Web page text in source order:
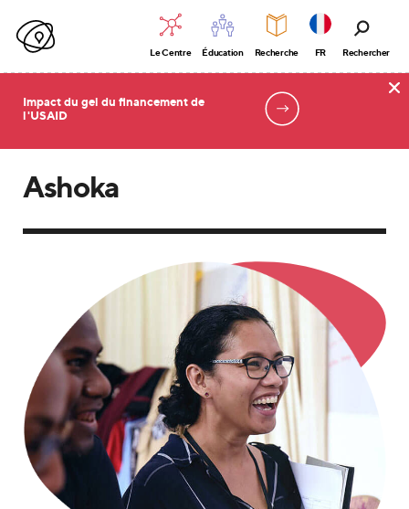
Le Centre Éducation Recherche FR Rechercher
Impact du gel du financement de
l'USAIDAccueil
Ashoka